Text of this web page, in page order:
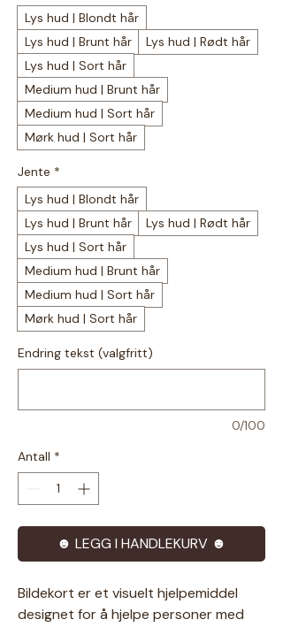
Lys hud | Blondt hår
Lys hud | Brunt hår
Lys hud | Rødt hår
Lys hud | Sort hår
Medium hud | Brunt hår
Medium hud | Sort hår
Mørk hud | Sort hår
Jente *
Lys hud | Blondt hår
Lys hud | Brunt hår
Lys hud | Rødt hår
Lys hud | Sort hår
Medium hud | Brunt hår
Medium hud | Sort hår
Mørk hud | Sort hår
Endring tekst (valgfritt)
0/100
Antall *
☻ LEGG I HANDLEKURV ☻
Bildekort er et visuelt hjelpemiddel
designet for å hjelpe personer med